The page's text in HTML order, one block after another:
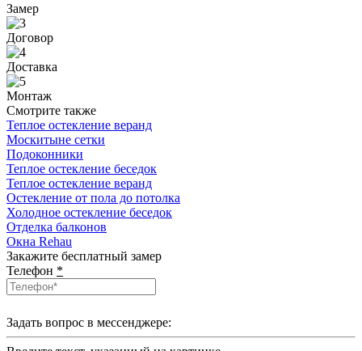
Замер
Договор
Доставка
Монтаж
Смотрите также
Теплое остекление веранд
Москитыне сетки
Подоконники
Теплое остекление беседок
Теплое остекление веранд
Остекление от пола до потолка
Холодное остекление беседок
Отделка балконов
Окна Rehau
Закажите бесплатный замер
Телефон *
Задать вопрос в мессенджере: